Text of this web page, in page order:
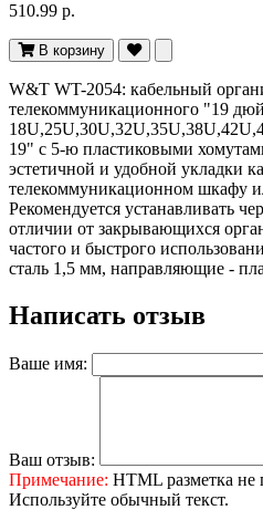
510.99 р.
В корзину
W&T WT-2054: кабельный
телекоммуникационного "19
19" с 5-ю пластиковыми
эстетичной и удобной укладки
телекоммуникационном шкафу
Рекомендуется устанавливать
отличии от закрывающихся
частого и быстрого
сталь 1,5 мм, направляющие -
Написать отзыв
Ваше имя:
Ваш отзыв:
Примечание: HTML разметка не
Используйте обычный текст.